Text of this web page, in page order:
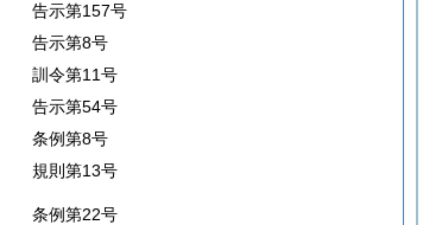
告示第157号
告示第8号
訓令第11号
告示第54号
条例第8号
規則第13号
条例第22号